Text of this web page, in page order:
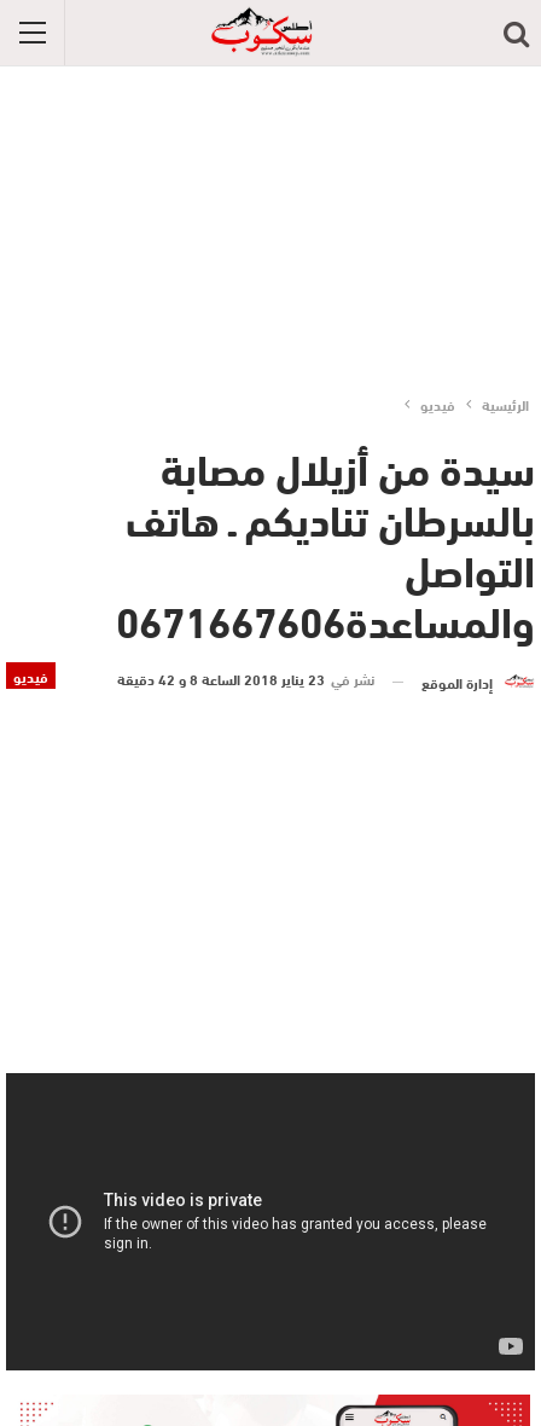
الرئيسية فيديو
سيدة من أزيلال مصابة
بالسرطان تناديكم ـ هاتف
التواصل
والمساعدة0671667606
فيديو إدارة الموقع نشر في 23 يناير 2018 الساعة 8 و 42 دقيقة